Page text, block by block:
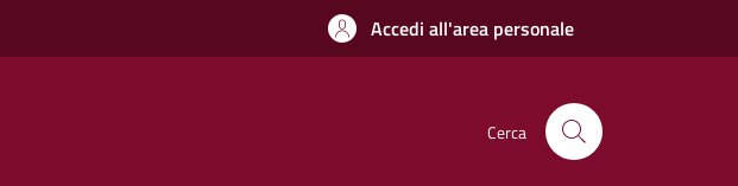
Accedi all'area personale
Cerca